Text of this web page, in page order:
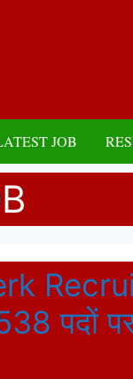
JOB
पदों